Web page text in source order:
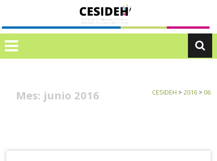
contenido
E
D
H
Mes: junio 2016 CESIDEH > 2016> 06